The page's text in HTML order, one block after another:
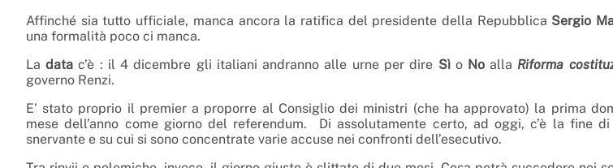
Affinché sia tutto ufficiale, manca ancora la ratifica del presidente della Repubblica Sergio
una formalità poco ci manca.
Ladata c’è : il 4 dicembre gli italiani andranno alle urne per dire Sìo No alla Riforma
governo Renzi.
E’ stato proprio il premier a proporre al Consiglio dei ministri (che ha approvato) la prima
mese dell’anno come giorno del referendum. Di assolutamente certo, ad oggi, c’è la fine di
snervante e su cui si sono concentrate varie accuse nei confronti dell’esecutivo.